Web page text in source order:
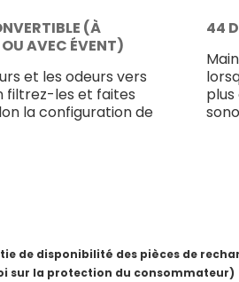
(À
AVEC ÉVENT)
et les odeurs vers
filtrez-les et faites
la configuration de
44
plus
de disponibilité des pièces de
sur la protection du consommateur)